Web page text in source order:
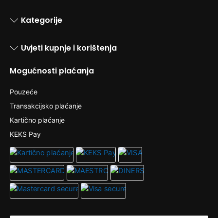
Kategorije
Uvjeti kupnje i korištenja
Mogućnosti plaćanja
Pouzeće
Transakcijsko plaćanje
Kartično plaćanje
KEKS Pay